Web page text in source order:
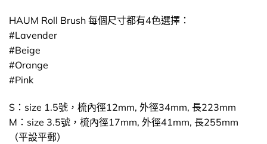
HAUM Roll Brush 每個尺寸都有4色選擇：
#Lavender
#Beige
#Orange
#Pink
S：size 1.5號，梳內徑12mm, 外徑34mm, 長223mm
M：size 3.5號，梳內徑17mm, 外徑41mm, 長255mm
（平設平郵）